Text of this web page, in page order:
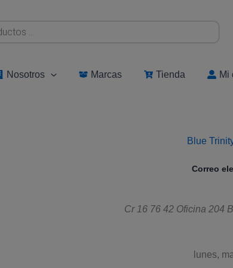
Nosotros Marcas Tienda Mi
Blue
Correo
Cr 16 76 42 Oficina 204
lunes,